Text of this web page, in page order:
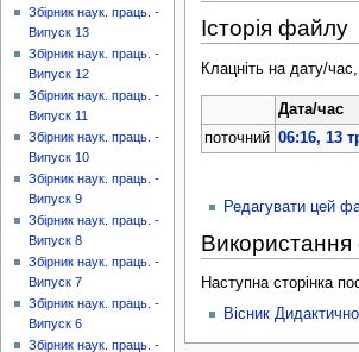
Історія файлу
Клацніть на дату/
Дата/час
поточний 06:16, 13
Редагувати цей
Наступна сторінка
Вісник
Збірник наук. праць. -
Випуск 13
Збірник наук. праць. -
Випуск 12
Збірник наук. праць. -
Випуск 11
Збірник наук. праць. -
Випуск 10
Збірник наук. праць. -
Випуск 9
Збірник наук. праць. -
Випуск 8
Збірник наук. праць. -
Випуск 7
Збірник наук. праць. -
Випуск 6
Збірник наук. праць. -